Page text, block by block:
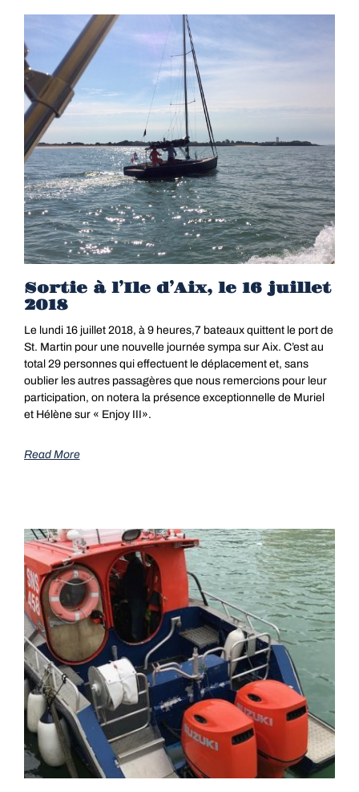
Sortie à l’Ile d’Aix, le 16 juillet
2018
Le lundi 16 juillet 2018, à 9 heures,7 bateaux quittent le port de
St. Martin pour une nouvelle journée sympa sur Aix. C’est au
total 29 personnes qui effectuent le déplacement et, sans
oublier les autres passagères que nous remercions pour leur
participation, on notera la présence exceptionnelle de Muriel
et Hélène sur « Enjoy III».
Read More